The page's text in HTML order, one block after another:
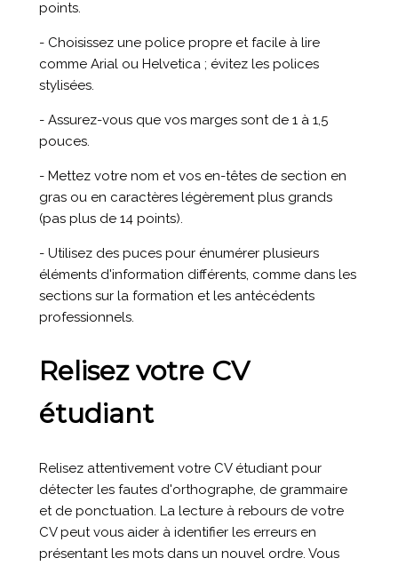
points.
- Choisissez une police propre et facile à lire
comme Arial ou Helvetica ; évitez les polices
stylisées.
- Assurez-vous que vos marges sont de 1 à 1,5
pouces.
- Mettez votre nom et vos en-têtes de section en
gras ou en caractères légèrement plus grands
(pas plus de 14 points).
- Utilisez des puces pour énumérer plusieurs
éléments d'information différents, comme dans les
sections sur la formation et les antécédents
professionnels.
Relisez votre CV
étudiant
Relisez attentivement votre CV étudiant pour
détecter les fautes d'orthographe, de grammaire
et de ponctuation. La lecture à rebours de votre
CV peut vous aider à identifier les erreurs en
présentant les mots dans un nouvel ordre. Vous